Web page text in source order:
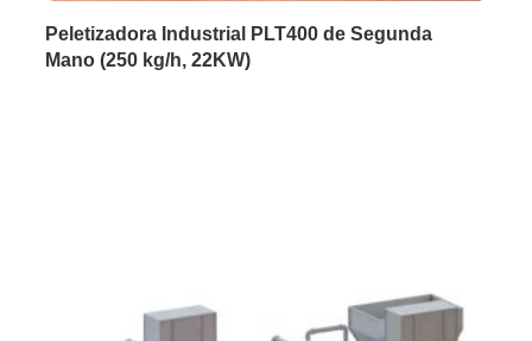
Peletizadora Industrial PLT400 de Segunda
Mano (250 kg/h, 22KW)